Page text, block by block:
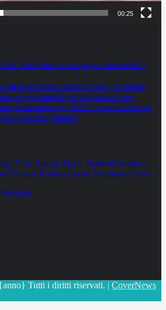
00:25
si propaga utilizzando i
attribuiti molti effetti avversi, lo studio
opportunità per le pazienti con
metastatico hr+/her2- e con tumore al
negativo (mtnbc)
Com. Stampa Epatiti featured Genetica
Science Scienza vaccini Veterinaria video
Tutti i diritti riservati. | CoverNews